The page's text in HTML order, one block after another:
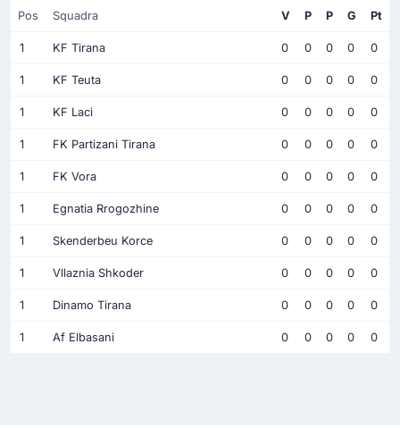
Pos Squadra V P P G Pt
1 KF Tirana 0 0 0 0 0
1 KF Teuta 0 0 0 0 0
1 KF Laci 0 0 0 0 0
1 FK Partizani Tirana 0 0 0 0 0
1 FK Vora 0 0 0 0 0
1 Egnatia Rrogozhine 0 0 0 0 0
1 Skenderbeu Korce 0 0 0 0 0
1 Vllaznia Shkoder 0 0 0 0 0
1 Dinamo Tirana 0 0 0 0 0
1 Af Elbasani 0 0 0 0 0